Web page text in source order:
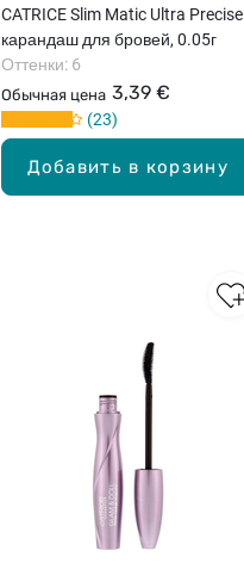
Добавить в корзину
CATRICE Slim Matic Ultra Precise
карандаш для бровей, 0.05г
Обычная цена 3,39 €
Оттенки: 6
23